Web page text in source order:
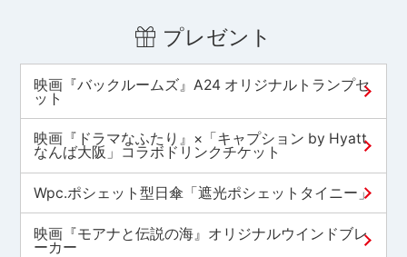
プレゼント
映画『バックルームズ』A24 オリジナルトランプセ
ット
映画『ドラマなふたり』×「キャプション by Hyatt
なんば大阪」コラボドリンクチケット
Wpc.ポシェット型日傘「遮光ポシェットタイニー」
映画『モアナと伝説の海』オリジナルウインドブレ
ーカー